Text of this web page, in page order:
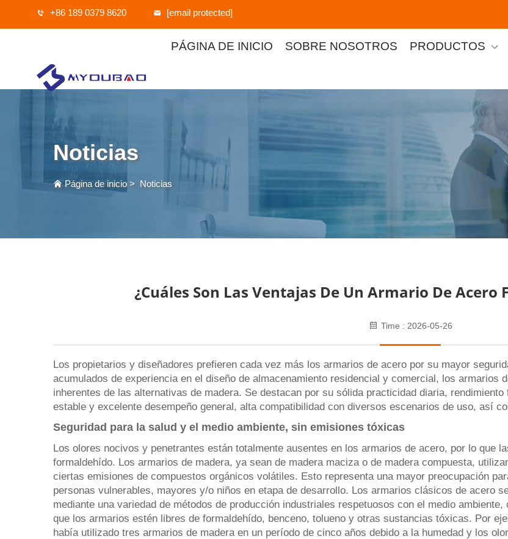
+86 189 0379 8620 [email protected]
PÁGINA DE INICIO SOBRE NOSOTROS PRODUCTOS
Noticias
Página de inicio > Noticias
¿Cuáles Son Las Ventajas De Un Armario De Acero
Time : 2026-05-26
Los propietarios y diseñadores prefieren cada vez más los armarios de acero por su mayor
acumulados de experiencia en el diseño de almacenamiento residencial y comercial, los armarios
inherentes de las alternativas de madera. Se destacan por su sólida practicidad diaria,
estable y excelente desempeño general, alta compatibilidad con diversos escenarios de uso, así
Seguridad para la salud y el medio ambiente, sin emisiones tóxicas
Los olores nocivos y penetrantes están totalmente ausentes en los armarios de acero, por lo que
formaldehído. Los armarios de madera, ya sean de madera maciza o de madera compuesta,
ciertas emisiones de compuestos orgánicos volátiles. Esto representa una mayor preocupación
personas vulnerables, mayores y/o niños en etapa de desarrollo. Los armarios clásicos de acero
mediante una variedad de métodos de producción industriales respetuosos con el medio
que los armarios estén libres de formaldehído, benceno, tolueno y otras sustancias tóxicas. Por
había utilizado tres armarios de madera en un período de cinco años debido a la humedad y los